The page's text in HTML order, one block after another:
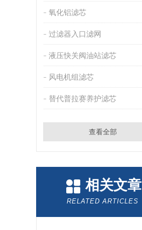
氧化铝滤芯
过滤器入口滤网
液压快关阀油站滤芯
风电机组滤芯
替代普拉赛养护滤芯
查看全部
相关文章
RELATED ARTICLES